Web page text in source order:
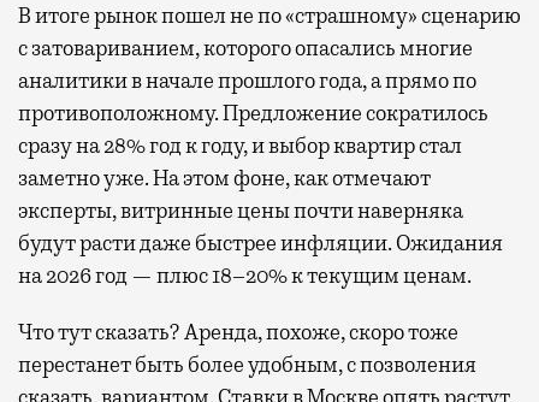
В итоге рынок пошел не по «страшному» сценарию
с затовариванием, которого опасались многие
аналитики в начале прошлого года, а прямо по
противоположному. Предложение сократилось
сразу на 28% год к году, и выбор квартир стал
заметно уже. На этом фоне, как отмечают
эксперты, витринные цены почти наверняка
будут расти даже быстрее инфляции. Ожидания
на 2026 год — плюс 18–20% к текущим ценам.
Что тут сказать? Аренда, похоже, скоро тоже
перестанет быть более удобным, с позволения